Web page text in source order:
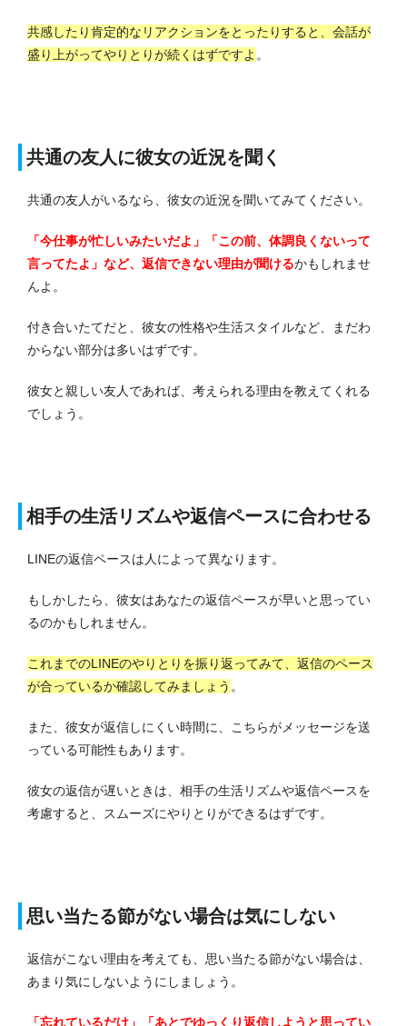
共感したり肯定的なリアクションをとったりすると、会話が
盛り上がってやりとりが続くはずですよ 。
共通の友人に彼女の近況を聞く
共通の友人がいるなら、彼女の近況を聞いてみてください。
「今仕事が忙しいみたいだよ」「この前、体調良くないって
言ってたよ」など、返信できない理由が聞けるかもしれませ
んよ。
付き合いたてだと、彼女の性格や生活スタイルなど、まだわ
からない部分は多いはずです。
彼女と親しい友人であれば、考えられる理由を教えてくれる
でしょう。
相手の生活リズムや返信ペースに合わせる
LINEの返信ペースは人によって異なります。
もしかしたら、彼女はあなたの返信ペースが早いと思ってい
るのかもしれません。
これまでのLINEのやりとりを振り返ってみて、返信のペース
が合っているか確認してみましょう 。
また、彼女が返信しにくい時間に、こちらがメッセージを送
っている可能性もあります。
彼女の返信が遅いときは、相手の生活リズムや返信ペースを
考慮すると、スムーズにやりとりができるはずです。
思い当たる節がない場合は気にしない
返信がこない理由を考えても、思い当たる節がない場合は、
あまり気にしないようにしましょう。
「忘れているだけ」「あとでゆっくり返信しようと思ってい